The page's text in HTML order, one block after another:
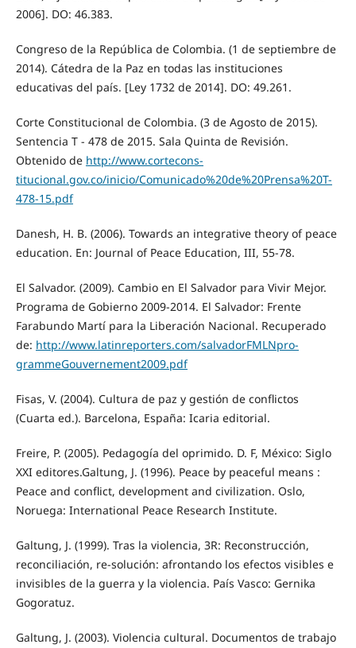
2006]. DO: 46.383.
Congreso de la República de Colombia. (1 de septiembre de
2014). Cátedra de la Paz en todas las instituciones
educativas del país. [Ley 1732 de 2014]. DO: 49.261.
Corte Constitucional de Colombia. (3 de Agosto de 2015).
Sentencia T - 478 de 2015. Sala Quinta de Revisión.
Obtenido de http://www.cortecons-
titucional.gov.co/inicio/Comunicado%20de%20Prensa%20T-
478-15.pdf
Danesh, H. B. (2006). Towards an integrative theory of peace
education. En: Journal of Peace Education, III, 55-78.
El Salvador. (2009). Cambio en El Salvador para Vivir Mejor.
Programa de Gobierno 2009-2014. El Salvador: Frente
Farabundo Martí para la Liberación Nacional. Recuperado
de: http://www.latinreporters.com/salvadorFMLNpro-
grammeGouvernement2009.pdf
Fisas, V. (2004). Cultura de paz y gestión de conflictos
(Cuarta ed.). Barcelona, España: Icaria editorial.
Freire, P. (2005). Pedagogía del oprimido. D. F, México: Siglo
XXI editores.Galtung, J. (1996). Peace by peaceful means :
Peace and conflict, development and civilization. Oslo,
Noruega: International Peace Research Institute.
Galtung, J. (1999). Tras la violencia, 3R: Reconstrucción,
reconciliación, re-solución: afrontando los efectos visibles e
invisibles de la guerra y la violencia. País Vasco: Gernika
Gogoratuz.
Galtung, J. (2003). Violencia cultural. Documentos de trabajo